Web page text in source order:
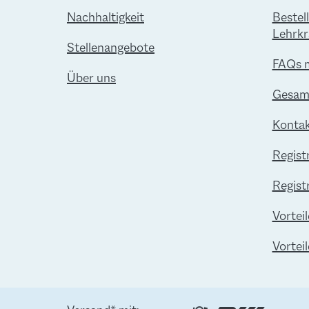
Nachhaltigkeit
Stellenangebote
Über uns
FAQs